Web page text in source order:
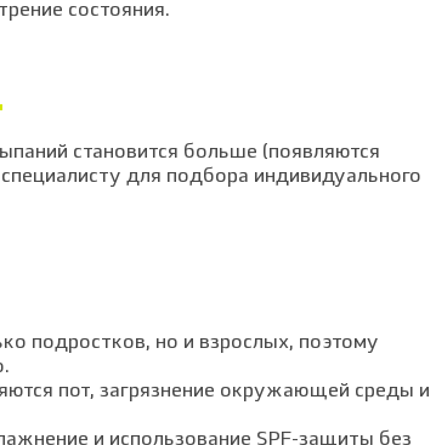
состояния.
становится больше (появляются
для подбора индивидуального
подростков, но и взрослых, поэтому
пот, загрязнение окружающей среды и
и использование SPF-защиты без